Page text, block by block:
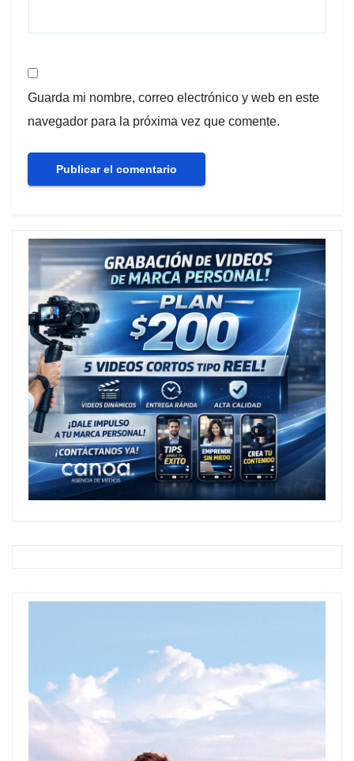
Guarda mi nombre, correo electrónico y web en este
navegador para la próxima vez que comente.